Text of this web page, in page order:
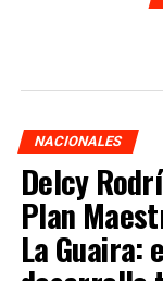
NACIONALES
Delcy
Plan
La Guaira: